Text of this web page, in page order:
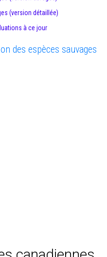
(version détaillée)
à ce jour
des espèces sauvages